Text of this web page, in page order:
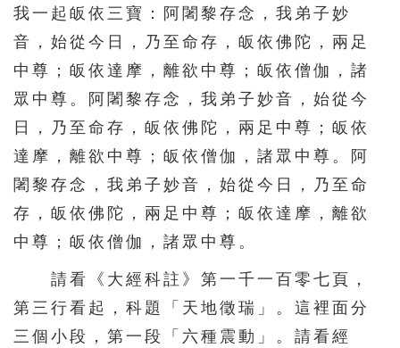
161 162 163 164 165
166 167 168 169 170
176 178 179 180
181 182 183 184 185
186 187 188 189 190
191 192 193 194 195
196 197 198
201 202 203 204 205
我一起皈依三寶：阿闍黎存念，我弟子妙
音，始從今日，乃至命存，皈依佛陀，兩足
中尊；皈依達摩，離欲中尊；皈依僧伽，諸
眾中尊。阿闍黎存念，我弟子妙音，始從今
日，乃至命存，皈依佛陀，兩足中尊；皈依
達摩，離欲中尊；皈依僧伽，諸眾中尊。阿
闍黎存念，我弟子妙音，始從今日，乃至命
存，皈依佛陀，兩足中尊；皈依達摩，離欲
中尊；皈依僧伽，諸眾中尊。
請看《大經科註》第一千一百零七頁，
第三行看起，科題「天地徵瑞」。這裡面分
三個小段，第一段「六種震動」。請看經